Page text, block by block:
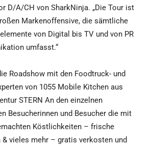
D/A/CH von SharkNinja. „Die Tour ist
Markenoffensive, die sämtliche
von Digital bis TV und von PR
umfasst.“
Roadshow mit den Foodtruck- und
von 1055 Mobile Kitchen aus
STERN An den einzelnen
Besucherinnen und Besucher die mit
Köstlichkeiten – frische
vieles mehr – gratis verkosten und